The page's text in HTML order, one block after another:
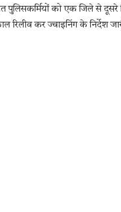
को एक जिले से दूसरे
रिलीव कर ज्वाइनिंग के निर्देश